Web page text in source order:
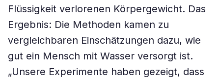
Flüssigkeit verlorenen Körpergewicht. ​Das
Ergebnis: Die Methoden kamen zu
vergleichbaren Einschätzungen dazu, wie
gut ein Mensch mit Wasser versorgt ist.
„Unsere Experimente haben gezeigt, dass